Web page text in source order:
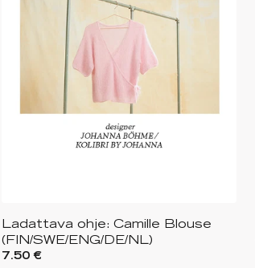
Ladattava ohje: Camille Blouse
(FIN/SWE/ENG/DE/NL)
7.50 €